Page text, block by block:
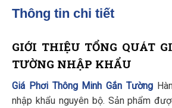
Thông tin chi tiết
GIỚI THIỆU TỔNG QUÁT
TƯỜNG NHẬP KHẨU
Giá Phơi Thông Minh Gắn Tường
nhập khẩu nguyên bộ. Sản phẩm